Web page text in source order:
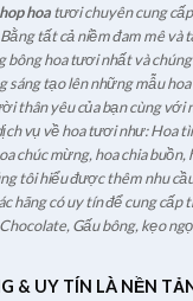
hoatươi chuyên cung
tất cả niềm đam mê và
bông hoa tươi nhất và
sáng tạo lên những mẫu
thân yêu của bạn cùng với
vụ về hoa tươi như: Hoa
chúc mừng, hoa chia
tôi hiểu được thêm nhu
hãng có uy tín để cung cấp
Gấu bông, kẹo
& UY TÍN LÀ NỀN